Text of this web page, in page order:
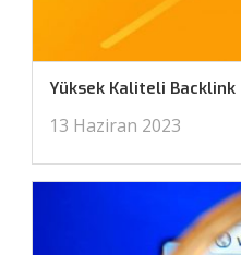
Yüksek Kaliteli Backlink
13 Haziran 2023